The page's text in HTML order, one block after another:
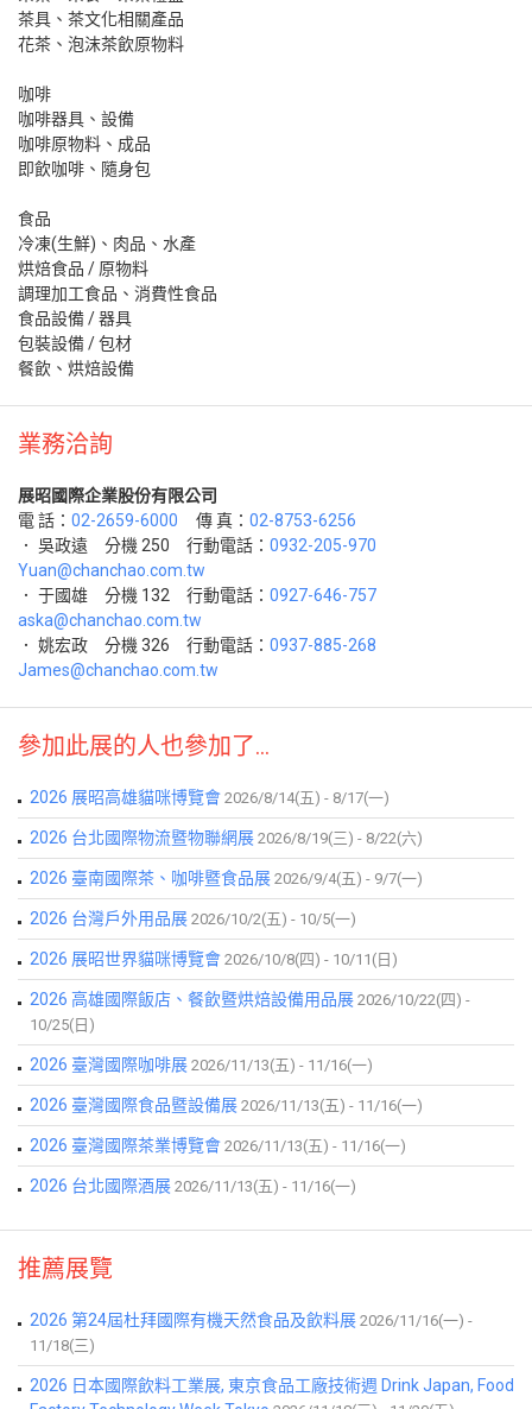
茶具、茶文化相關產品
花茶、泡沫茶飲原物料
咖啡
咖啡器具、設備
咖啡原物料、成品
即飲咖啡、隨身包
食品
冷凍(生鮮)、肉品、水產
烘焙食品 / 原物料
調理加工食品、消費性食品
食品設備 / 器具
包裝設備 / 包材
餐飲、烘焙設備
業務洽詢
展昭國際企業股份有限公司
電 話： 02-2659-6000 傳 真： 02-8753-6256
． 吳政遠 分機 250 行動電話： 0932-205-970
Yuan@chanchao.com.tw
． 于國雄 分機 132 行動電話： 0927-646-757
aska@chanchao.com.tw
． 姚宏政 分機 326 行動電話： 0937-885-268
James@chanchao.com.tw
參加此展的人也參加了...
2026 展昭高雄貓咪博覽會 2026/8/14(五) - 8/17(一)
2026 台北國際物流暨物聯網展 2026/8/19(三) - 8/22(六)
2026 臺南國際茶、咖啡暨食品展 2026/9/4(五) - 9/7(一)
2026 台灣戶外用品展 2026/10/2(五) - 10/5(一)
2026 展昭世界貓咪博覽會 2026/10/8(四) - 10/11(日)
2026 高雄國際飯店、餐飲暨烘焙設備用品展 2026/10/22(四) -
10/25(日)
2026 臺灣國際咖啡展 2026/11/13(五) - 11/16(一)
2026 臺灣國際食品暨設備展 2026/11/13(五) - 11/16(一)
2026 臺灣國際茶業博覽會 2026/11/13(五) - 11/16(一)
2026 台北國際酒展 2026/11/13(五) - 11/16(一)
推薦展覽
2026 第24屆杜拜國際有機天然食品及飲料展 2026/11/16(一) -
11/18(三)
2026 日本國際飲料工業展, 東京食品工廠技術週 Drink Japan, Food